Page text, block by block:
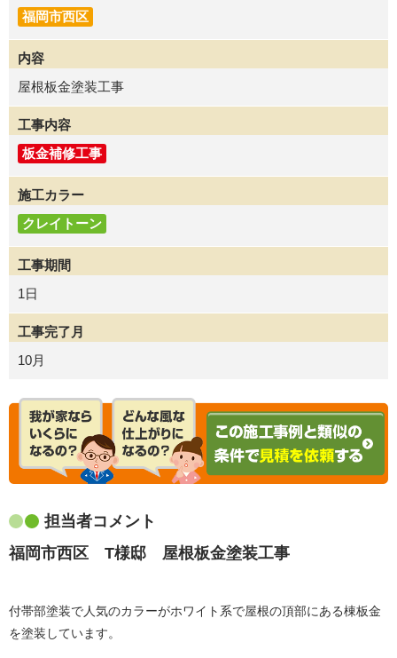
福岡市西区
内容
屋根板金塗装工事
工事内容
板金補修工事
施工カラー
クレイトーン
工事期間
1日
工事完了月
10月
担当者コメント
福岡市西区 T様邸 屋根板金塗装工事
付帯部塗装で人気のカラーがホワイト系で屋根の頂部にある棟板金
を塗装しています。